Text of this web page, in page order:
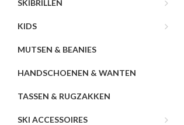
SKIBRILLEN
KIDS
MUTSEN & BEANIES
HANDSCHOENEN & WANTEN
TASSEN & RUGZAKKEN
SKI ACCESSOIRES